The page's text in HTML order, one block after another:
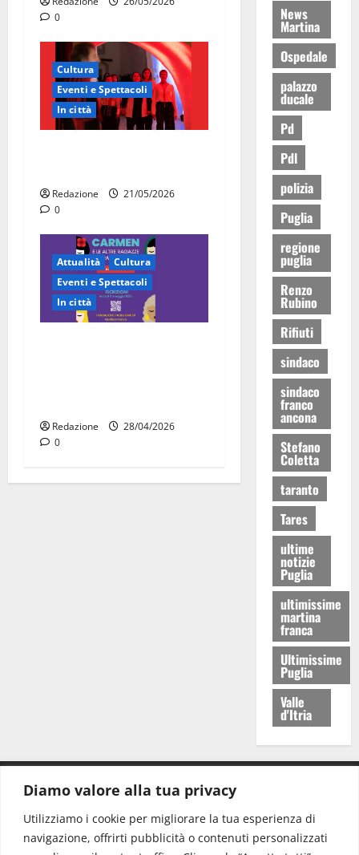
Diamo valore alla tua privacy
Utilizziamo i cookie per migliorare la tua esperienza di
navigazione, offrirti pubblicità o contenuti personalizzati
0
Cultura
Eventi e Spettacoli
In città
Redazione
21/05/2026
0
Attualità
Cultura
Eventi e Spettacoli
In città
Redazione
28/04/2026
0
News
Martina
Ospedale
palazzo
ducale
Pd
Pdl
polizia
Puglia
regione
puglia
Renzo
Rubino
Rifiuti
sindaco
sindaco
franco
ancona
Stefano
Coletta
taranto
Tares
ultime
notizie
Puglia
ultimissime
martina
franca
Ultimissime
Puglia
Valle
d'Itria
Redazione: redazione@www.martinasera.it